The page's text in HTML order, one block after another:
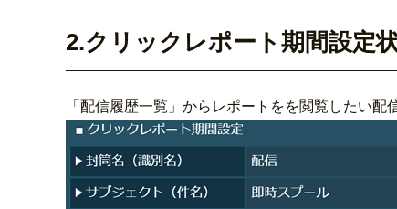
2.クリックレポート期間設定
「配信履歴一覧」からレポートをを閲覧したい